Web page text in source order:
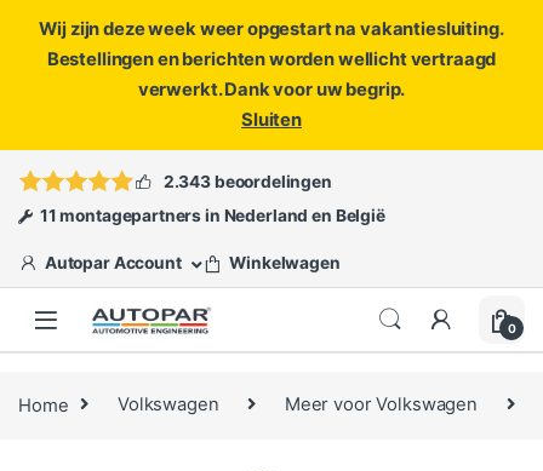
Wij zijn deze week weer opgestart na vakantiesluiting.
Bestellingen en berichten worden wellicht vertraagd
verwerkt. Dank voor uw begrip.
Sluiten
ofopen een ticket
2.343 beoordelingen
11 montagepartners in Nederland en België
Autopar Account Winkelwagen
0
Home Volkswagen Meer voor Volkswagen